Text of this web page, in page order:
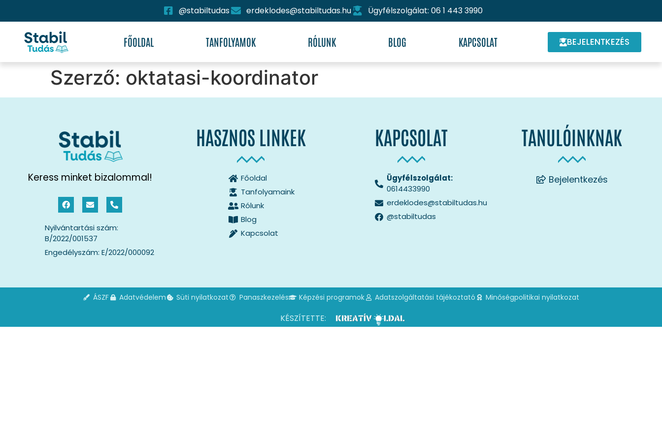
@stabiltudas erdeklodes@stabiltudas.hu Ügyfélszolgálat: 06 1 443 3990
FŐOLDAL TANFOLYAMOK RÓLUNK BLOG KAPCSOLAT BEJELENTKEZÉS
Szerző: oktatasi-koordinator
Keress minket bizalommal!
Nyilvántartási szám:
B/2022/001537
Engedélyszám: E/2022/000092
HASZNOS LINKEK
Főoldal
Tanfolyamaink
Rólunk
Blog
Kapcsolat
KAPCSOLAT
Ügyfélszolgálat:
0614433990
erdeklodes@stabiltudas.hu
@stabiltudas
TANULÓINKNAK
Bejelentkezés
ÁSZF Adatvédelem Süti nyilatkozat Panaszkezelés Képzési programok Adatszolgáltatási tájékoztató Minőségpolitikai nyilatkozat
KÉSZÍTETTE: